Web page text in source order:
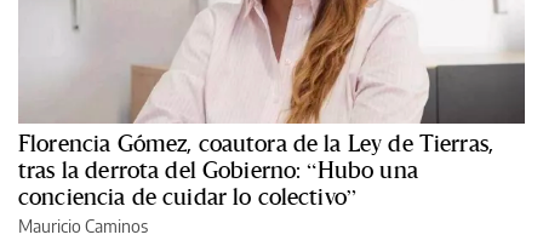
Florencia Gómez, coautora de la Ley de Tierras,
tras la derrota del Gobierno: “Hubo una
conciencia de cuidar lo colectivo”
Mauricio Caminos